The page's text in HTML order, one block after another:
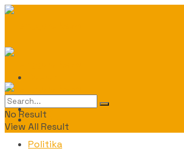
Politika
Daerah
Politika
No Result
View All Result